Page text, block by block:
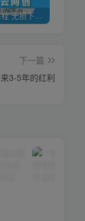
全网VIP课程 无损下载~
下一篇
3-5年的红利